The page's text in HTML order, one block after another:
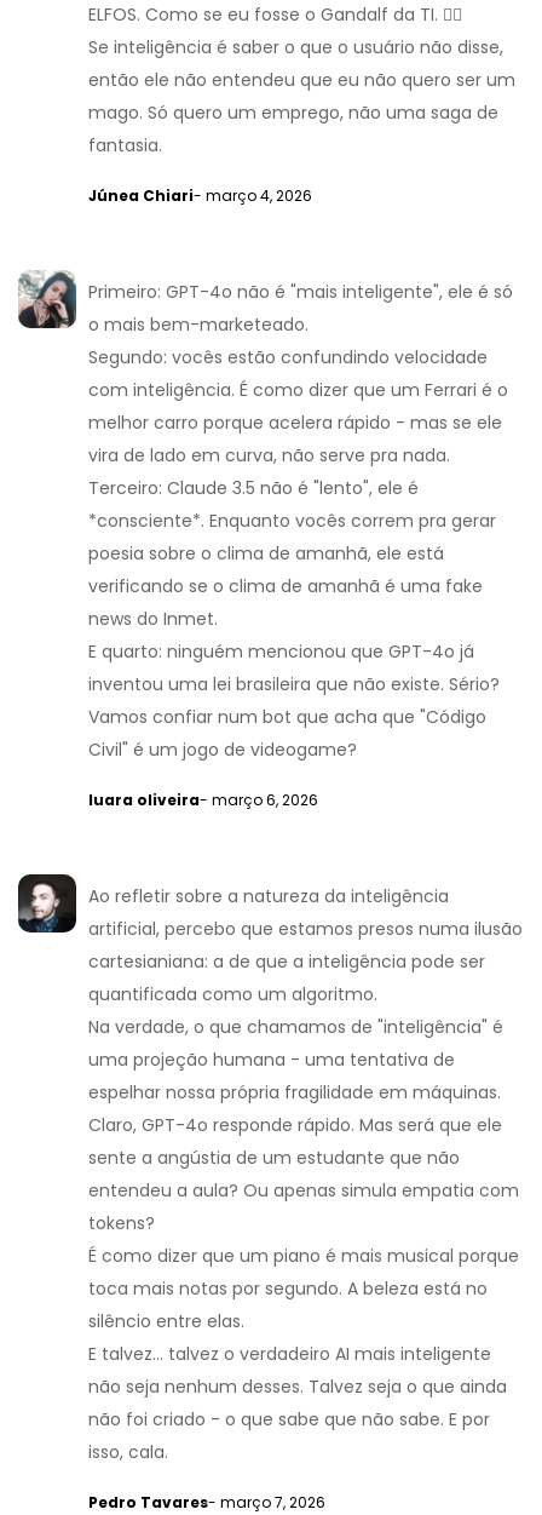
ELFOS. Como se eu fosse o Gandalf da TI. 🧙‍♂️
Se inteligência é saber o que o usuário não disse,
então ele não entendeu que eu não quero ser um
mago. Só quero um emprego, não uma saga de
fantasia.
Júnea Chiari- março 4, 2026
Primeiro: GPT-4o não é "mais inteligente", ele é só
o mais bem-marketeado.
Segundo: vocês estão confundindo velocidade
com inteligência. É como dizer que um Ferrari é o
melhor carro porque acelera rápido - mas se ele
vira de lado em curva, não serve pra nada.
Terceiro: Claude 3.5 não é "lento", ele é
*consciente*. Enquanto vocês correm pra gerar
poesia sobre o clima de amanhã, ele está
verificando se o clima de amanhã é uma fake
news do Inmet.
E quarto: ninguém mencionou que GPT-4o já
inventou uma lei brasileira que não existe. Sério?
Vamos confiar num bot que acha que "Código
Civil" é um jogo de videogame?
luara oliveira- março 6, 2026
Ao refletir sobre a natureza da inteligência
artificial, percebo que estamos presos numa ilusão
cartesianiana: a de que a inteligência pode ser
quantificada como um algoritmo.
Na verdade, o que chamamos de "inteligência" é
uma projeção humana - uma tentativa de
espelhar nossa própria fragilidade em máquinas.
Claro, GPT-4o responde rápido. Mas será que ele
sente a angústia de um estudante que não
entendeu a aula? Ou apenas simula empatia com
tokens?
É como dizer que um piano é mais musical porque
toca mais notas por segundo. A beleza está no
silêncio entre elas.
E talvez... talvez o verdadeiro AI mais inteligente
não seja nenhum desses. Talvez seja o que ainda
não foi criado - o que sabe que não sabe. E por
isso, cala.
Pedro Tavares- março 7, 2026